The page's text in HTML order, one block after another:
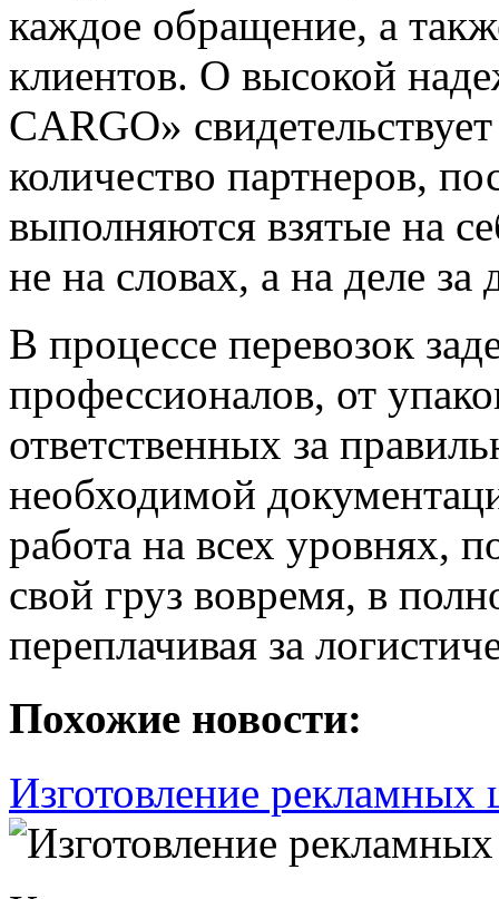
каждое обращение, а
клиентов. О высокой
CARGO»
количество партнеров,
выполняются взятые на
не на словах, а на деле
В процессе перевозок
профессионалов, от
ответственных за
необходимой
работа на всех уровнях,
свой груз вовремя, в
переплачивая за
Похожие новости:
Изготовление рекламных